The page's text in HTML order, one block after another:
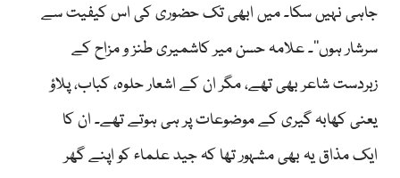
جاہی نہیں سکا۔ میں ابھی تک حضوری کی اس کیفیت سے
سرشار ہوں‘‘۔ علامہ حسن میر کاشمیری طنز و مزاح کے
زبردست شاعر بھی تھے، مگر ان کے اشعار حلوہ، کباب، پلاؤ
یعنی کھابہ گیری کے موضوعات پر ہی ہوتے تھے۔ ان کا
ایک مذاق یہ بھی مشہور تھا کہ جید علماء کو اپنے گھر